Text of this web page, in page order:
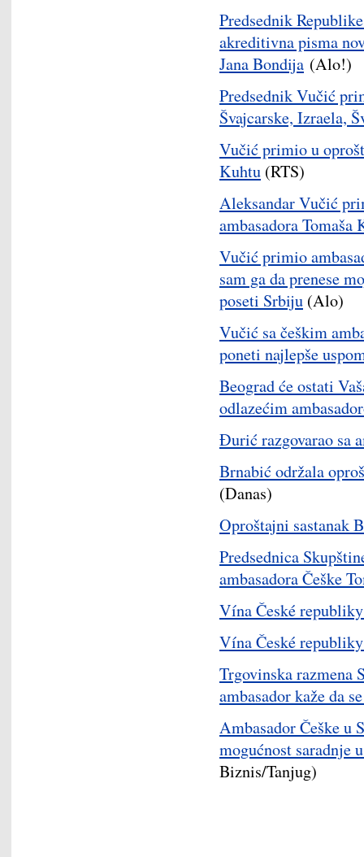
Predsednik
akreditivna pisma
Jana Bondija (Alo!)
Predsednik Vučić
Švajcarske, Izraela,
Vučić primio u
Kuhtu (RTS)
Aleksandar Vučić
ambasadora Tomaša
Vučić primio
sam ga da prenese
poseti Srbiju (Alo)
Vučić sa češkim
poneti najlepše
Beograd će ostati
odlazećim
Đurić razgovarao sa
Brnabić održala
(Danas)
Oproštajni sastanak
Predsednica
ambasadora Češke
Vína České
Vína České
Trgovinska razmena
ambasador kaže da
Ambasador Češke u
mogućnost saradnje
Biznis/Tanjug)